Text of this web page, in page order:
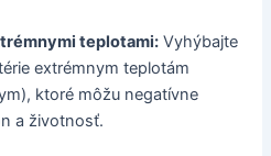
teplotami: Vyhýbajte
extrémnym teplotám
ktoré môžu negatívne
a životnosť.